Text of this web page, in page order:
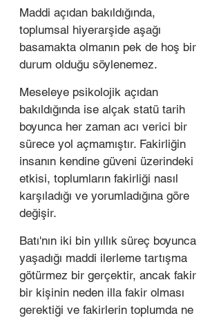
Maddi açıdan bakıldığında,
toplumsal hiyerarşide aşağı
basamakta olmanın pek de hoş bir
durum olduğu söylenemez.
Meseleye psikolojik açıdan
bakıldığında ise alçak statü tarih
boyunca her zaman acı verici bir
sürece yol açmamıştır. Fakirliğin
insanın kendine güveni üzerindeki
etkisi, toplumların fakirliği nasıl
karşıladığı ve yorumladığına göre
değişir.
Batı'nın iki bin yıllık süreç boyunca
yaşadığı maddi ilerleme tartışma
götürmez bir gerçektir, ancak fakir
bir kişinin neden illa fakir olması
gerektiği ve fakirlerin toplumda ne